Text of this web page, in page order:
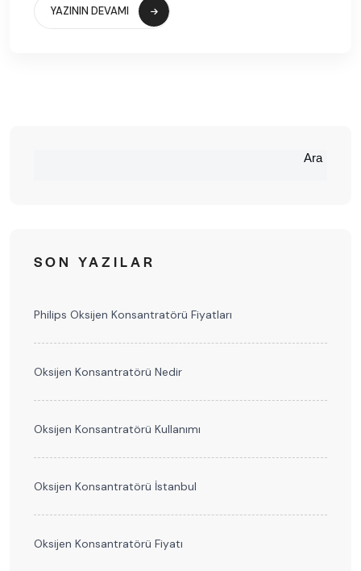
YAZININ DEVAMI
Ara
SON YAZILAR
Philips Oksijen Konsantratörü Fiyatları
Oksijen Konsantratörü Nedir
Oksijen Konsantratörü Kullanımı
Oksijen Konsantratörü İstanbul
Oksijen Konsantratörü Fiyatı